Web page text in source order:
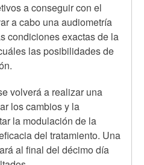
a conseguir con el
a cabo una audiometría
condiciones exactas de la
las posibilidades de
volverá a realizar una
los cambios y la
la modulación de la
del tratamiento. Una
al final del décimo día